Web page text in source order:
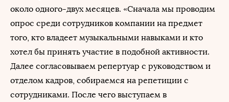
около одного-двух месяцев. «Сначала мы проводим
опрос среди сотрудников компании на предмет
того, кто владеет музыкальными навыками и кто
хотел бы принять участие в подобной активности.
Далее согласовываем репертуар с руководством и
отделом кадров, собираемся на репетиции с
сотрудниками. После чего выступаем в